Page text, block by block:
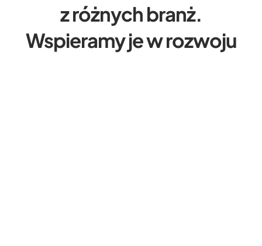
z różnych branż.
Wspieramy je w rozwoju